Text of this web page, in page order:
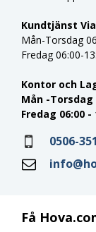
Få
Kundtjänst
Mån-Torsdag
Fredag 06:00-
Kontor och
Mån -Torsdag
Fredag 06:00 -
0506-